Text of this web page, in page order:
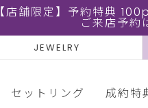
【店舗限定】予約特典
ご来店予
JEWELRY
セットリング 成約特